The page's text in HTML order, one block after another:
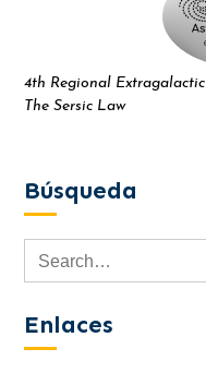
4th Regional
The Sersic Law
Búsqueda
Enlaces